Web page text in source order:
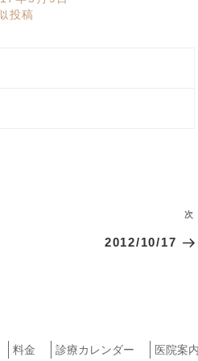
投稿
次
2012/10/17
料金 診療カレンダー 医院案内